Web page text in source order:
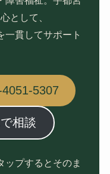
として、
一貫してサポート
5307
相談
ップするとそのま